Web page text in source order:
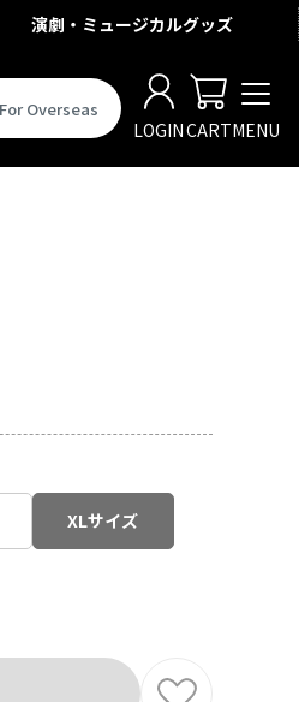
演劇・ミュージカルグッズ
For Overseas
LOGINCARTMENU
XLサイズ